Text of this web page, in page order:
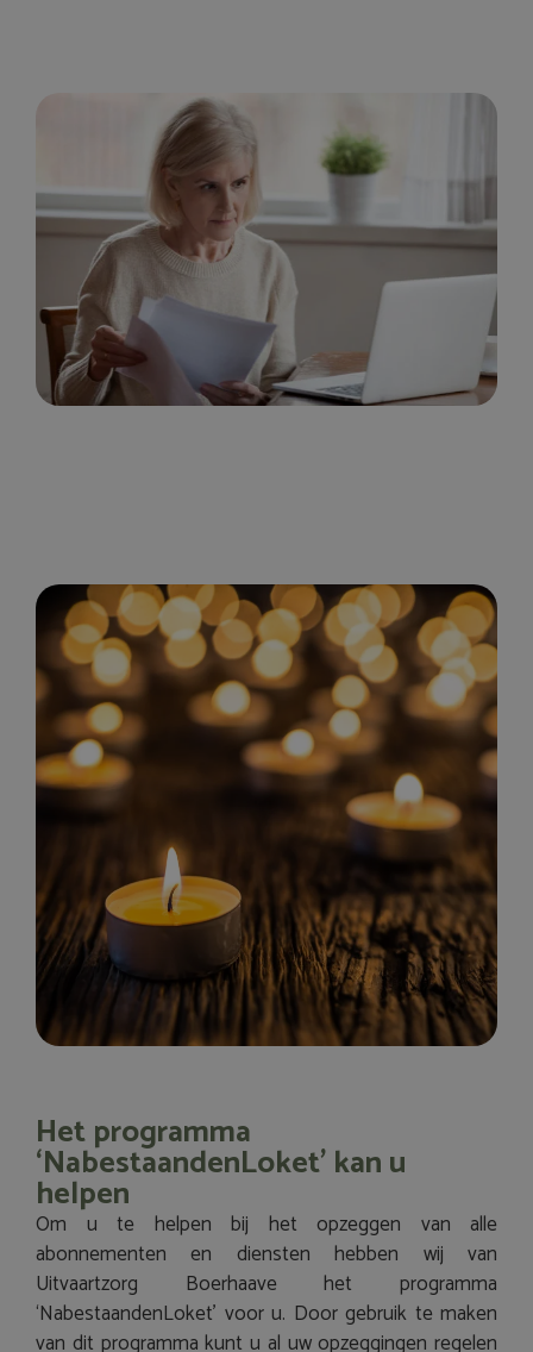
Het programma
‘NabestaandenLoket’ kan u
helpen
Om u te helpen bij het opzeggen van alle
abonnementen en diensten hebben wij van
Uitvaartzorg Boerhaave het programma
‘NabestaandenLoket’ voor u. Door gebruik te maken
van dit programma kunt u al uw opzeggingen regelen